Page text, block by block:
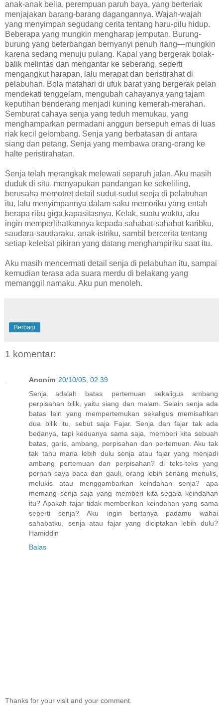
anak-anak belia, perempuan paruh baya, yang berteriak
menjajakan barang-barang dagangannya. Wajah-wajah
yang menyimpan segudang cerita tentang haru-pilu hidup.
Beberapa yang mungkin mengharap jemputan. Burung-
burung yang beterbangan bernyanyi penuh riang—mungkin
karena sedang menuju pulang. Kapal yang bergerak bolak-
balik melintas dan mengantar ke seberang, seperti
mengangkut harapan, lalu merapat dan beristirahat di
pelabuhan. Bola matahari di ufuk barat yang bergerak pelan
mendekati tenggelam, mengubah cahayanya yang tajam
keputihan benderang menjadi kuning kemerah-merahan.
Semburat cahaya senja yang teduh memukau, yang
menghamparkan permadani anggun bersepuh emas di luas
riak kecil gelombang. Senja yang berbatasan di antara
siang dan petang. Senja yang membawa orang-orang ke
halte peristirahatan.
Senja telah merangkak melewati separuh jalan. Aku masih
duduk di situ, menyapukan pandangan ke sekeliling,
berusaha memotret detail sudut-sudut senja di pelabuhan
itu, lalu menyimpannya dalam saku memoriku yang entah
berapa ribu giga kapasitasnya. Kelak, suatu waktu, aku
ingin memperlihatkannya kepada sahabat-sahabat karibku,
saudara-saudaraku, anak-istriku, sambil bercerita tentang
setiap kelebat pikiran yang datang menghampiriku saat itu.
Aku masih mencermati detail senja di pelabuhan itu, sampai
kemudian terasa ada suara merdu di belakang yang
memanggil namaku. Aku pun menoleh.
Berbagi
1 komentar:
Anonim 20/10/05, 02.39
Senja adalah batas pertemuan sekaligus ambang
perpisahan bilik, yaitu siang dan malam. Selain senja ada
batas lain yang mempertemukan sekaligus memisahkan
dua bilik itu, sebut saja Fajar. Senja dan fajar tak ada
bedanya, tapi keduanya sama saja, memberi kita sebuah
batas, garis, ambang, perpisahan dan pertemuan. Aku tak
tak tahu mana lebih dulu senja atau fajar yang menjadi
ambang pertemuan dan perpisahan? di teks-teks yang
pernah saya baca dan gauli, orang lebih senang menulis,
melukis atau menggambarkan keindahan senja? apa
memang senja saja yang memberi kita segala keindahan
itu? Apakah fajar tidak memberikan keindahan yang sama
seperti senja? Aku ingin bertanya padamu wahai
sahabatku, senja atau fajar yang diciptakan lebih dulu?
Hamiddin
Balas
Thanks for your visit and your comment.